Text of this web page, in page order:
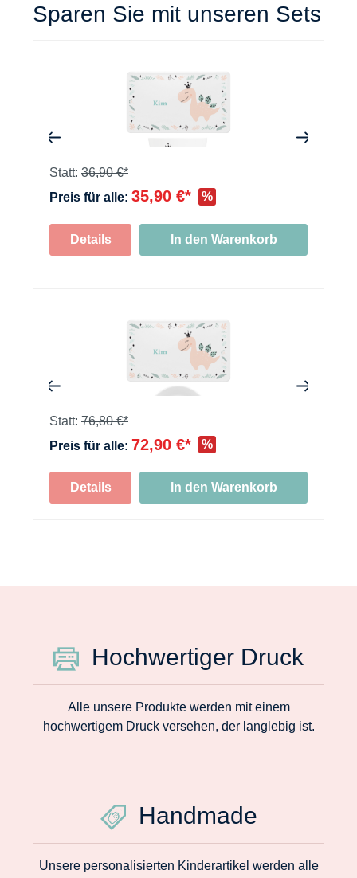
Sparen Sie mit unseren Sets
Statt: 36,90 €*
Preis für alle: 35,90 €* %
Details In den Warenkorb
Statt: 76,80 €*
Preis für alle: 72,90 €* %
Details In den Warenkorb
Hochwertiger Druck
Alle unsere Produkte werden mit einem
hochwertigem Druck versehen, der langlebig ist.
Handmade
Unsere personalisierten Kinderartikel werden alle